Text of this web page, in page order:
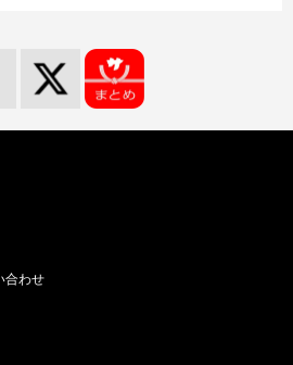
合わせ